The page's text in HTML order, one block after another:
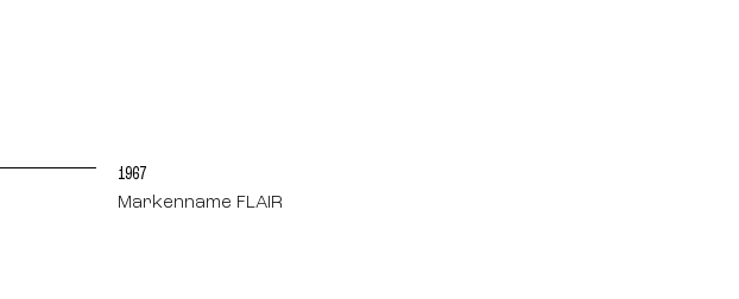
1967
Markenname FLAIR